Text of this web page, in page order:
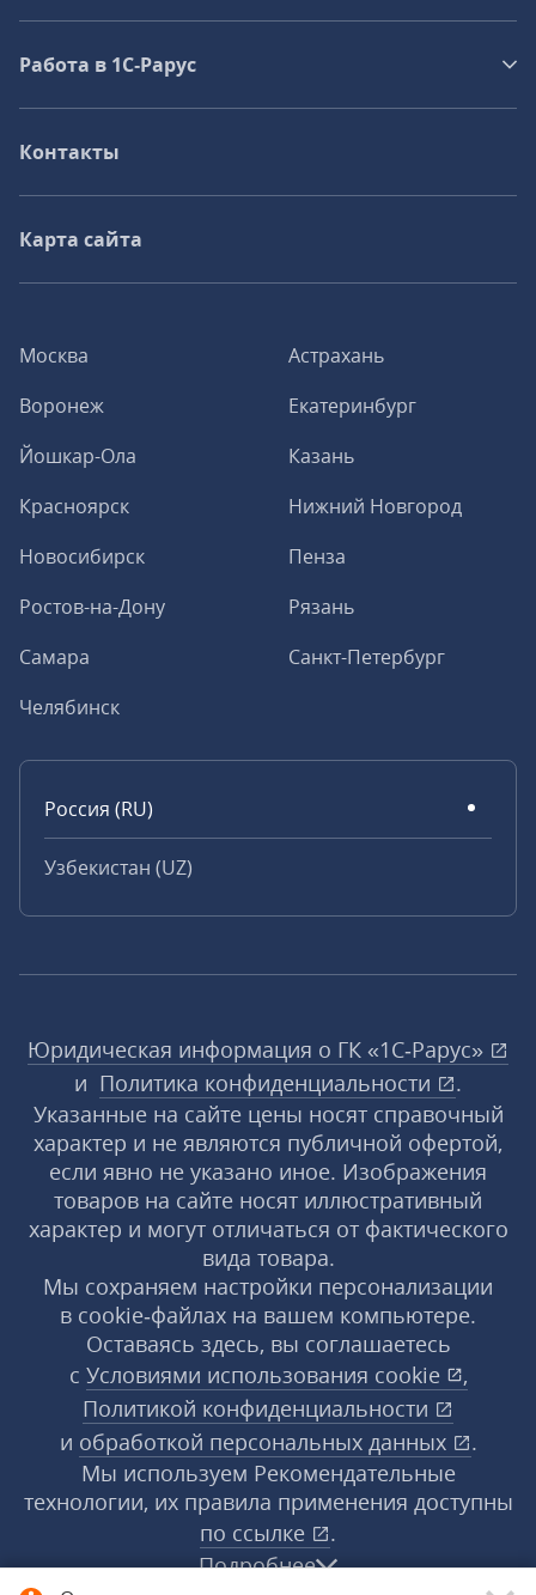
Москва
Астрахань
Воронеж
Екатеринбург
Йошкар-Ола
Казань
Красноярск
Нижний Новгород
Новосибирск
Пенза
Ростов-на-Дону
Рязань
Самара
Санкт-Петербург
Челябинск
Россия (RU)
Узбекистан (UZ)
Работа в 1С‑Рарус
Контакты
Карта сайта
Юридическая информация о ГК «1С‑Рарус»
и Политика конфиденциальности
.
Указанные на сайте цены носят справочный
характер и не являются публичной офертой,
если явно не указано иное. Изображения
товаров на сайте носят иллюстративный
характер и могут отличаться от фактического
вида товара.
Мы сохраняем настройки персонализации
в cookie‑файлах на вашем компьютере.
Оставаясь здесь, вы соглашаетесь
с Условиями использования cookie
,
Политикой конфиденциальности
и обработкой персональных данных
.
Мы используем Рекомендательные
технологии, их правила применения доступны
по ссылке
.
Подробнее